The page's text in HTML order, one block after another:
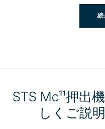
続
STS Mc¹¹押出
しくご説